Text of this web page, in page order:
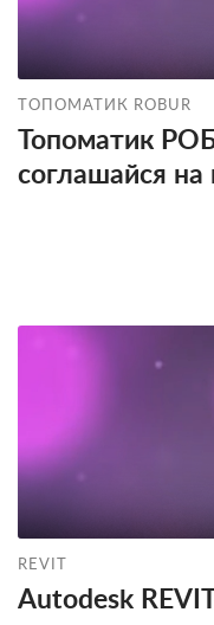
ТОПОМАТИК ROBUR
Топоматик
соглашайся
REVIT
Autodesk